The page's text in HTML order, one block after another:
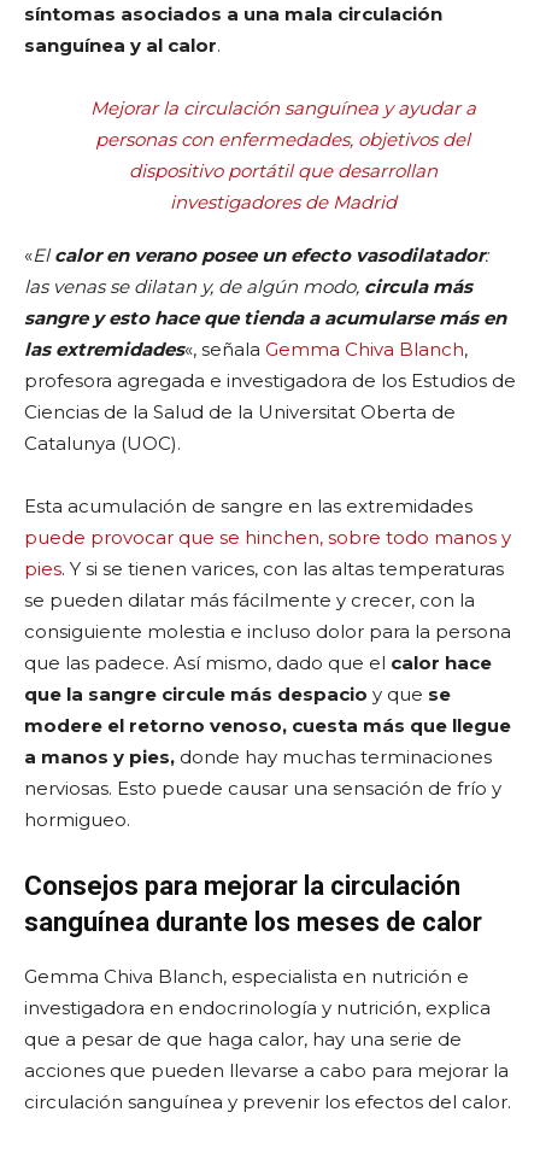
síntomas asociados a una mala circulación
sanguínea y al calor.
Mejorar la circulación sanguínea y ayudar a
personas con enfermedades, objetivos del
dispositivo portátil que desarrollan
investigadores de Madrid
«Elcalor en verano posee un efecto vasodilatador:
las venas se dilatan y, de algún modo, circula más
sangre y esto hace que tienda a acumularse más en
las extremidades«, señala Gemma Chiva Blanch,
profesora agregada e investigadora de los Estudios de
Ciencias de la Salud de la Universitat Oberta de
Catalunya (UOC).
Esta acumulación de sangre en las extremidades
puede provocar que se hinchen, sobre todo manos y
pies. Y si se tienen varices, con las altas temperaturas
se pueden dilatar más fácilmente y crecer, con la
consiguiente molestia e incluso dolor para la persona
que las padece. Así mismo, dado que el calor hace
que la sangre circule más despacio y que se
modere el retorno venoso, cuesta más que llegue
a manos y pies, donde hay muchas terminaciones
nerviosas. Esto puede causar una sensación de frío y
hormigueo.
Consejos para mejorar la circulación
sanguínea durante los meses de calor
Gemma Chiva Blanch, especialista en nutrición e
investigadora en endocrinología y nutrición, explica
que a pesar de que haga calor, hay una serie de
acciones que pueden llevarse a cabo para mejorar la
circulación sanguínea y prevenir los efectos del calor.